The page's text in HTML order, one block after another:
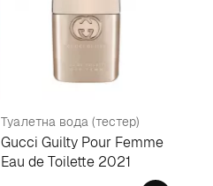
Туалетна вода (тестер)
Gucci Guilty Pour Femme
Eau de Toilette 2021